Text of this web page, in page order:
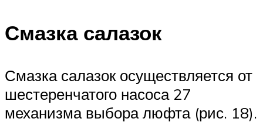
Смазка салазок
Смазка салазок осуществляется от
шестеренчатого насоса 27
механизма выбора люфта (рис. 18).